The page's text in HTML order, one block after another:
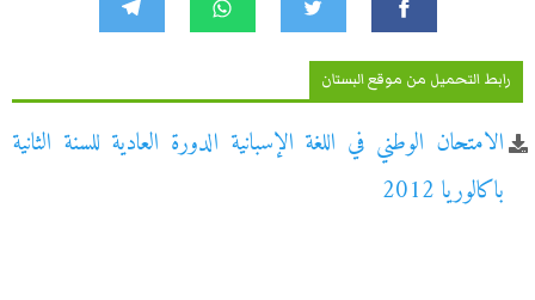
رابط التحميل من موقع البستان
الامتحان الوطني في اللغة الإسبانية الدورة العادية للسنة الثانية
باكالوريا 2012